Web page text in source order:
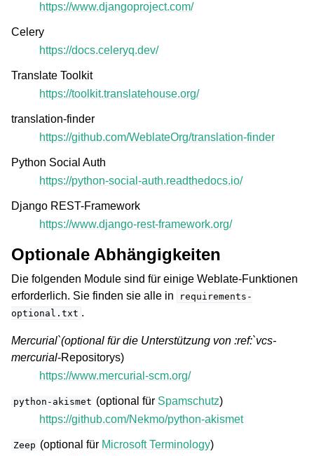
https://www.djangoproject.com/
Celery
https://docs.celeryq.dev/
Translate Toolkit
https://toolkit.translatehouse.org/
translation-finder
https://github.com/WeblateOrg/translation-finder
Python Social Auth
https://python-social-auth.readthedocs.io/
Django REST-Framework
https://www.django-rest-framework.org/
Optionale Abhängigkeiten
Die folgenden Module sind für einige Weblate-Funktionen
erforderlich. Sie finden sie alle in
requirements-
optional.txt .
Mercurial`(optional für die Unterstützung von :ref:`vcs-
mercurial-Repositorys)
https://www.mercurial-scm.org/
python-akismet (optional für Spamschutz)
https://github.com/Nekmo/python-akismet
Zeep (optional für Microsoft Terminology)